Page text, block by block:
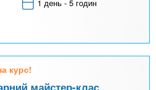
1 день - 5 годин
курс!
майстер-клас